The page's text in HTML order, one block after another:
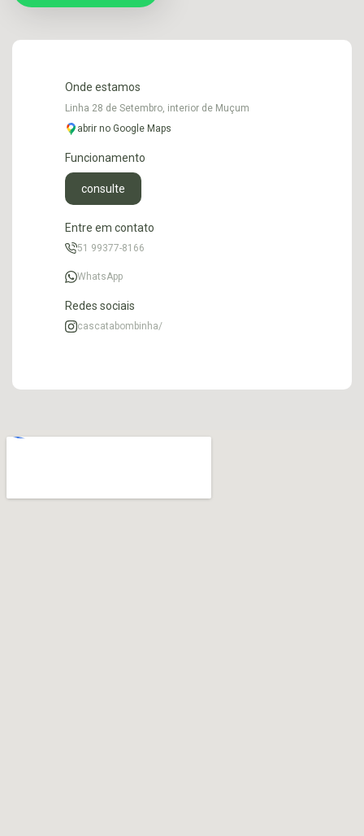
Onde estamos
Linha 28 de Setembro, interior de Muçum
abrir no Google Maps
Funcionamento
consulte
Entre em contato
51 99377-8166
WhatsApp
Redes sociais
cascatabombinha/